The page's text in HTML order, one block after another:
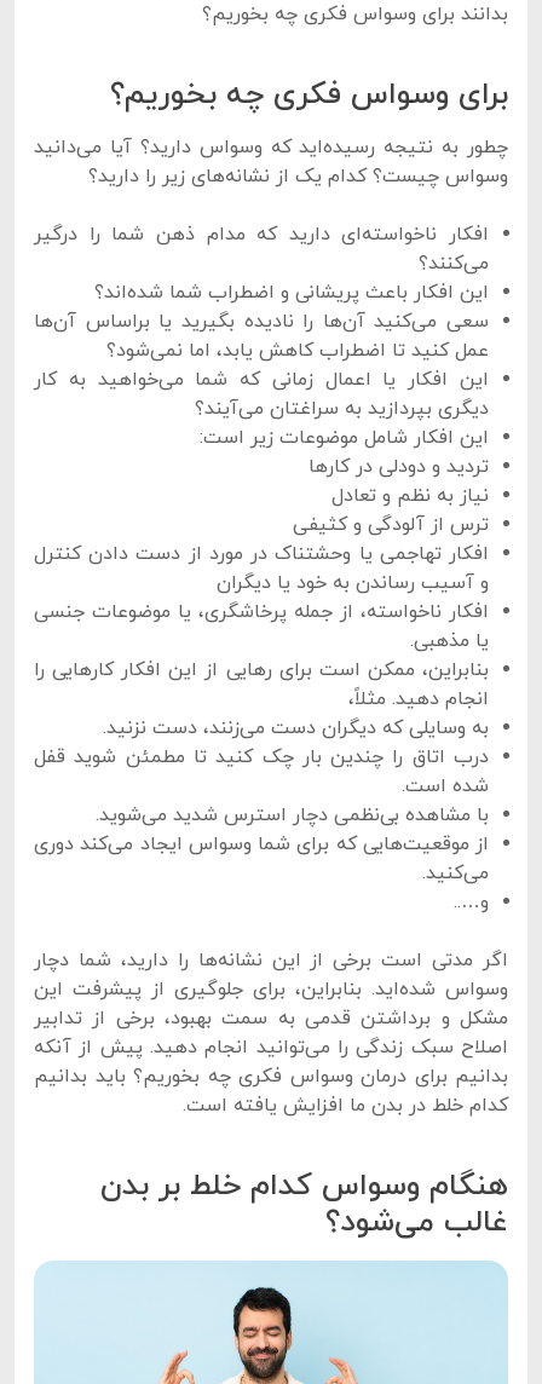
بدانند برای وسواس فکری چه بخوریم؟
برای وسواس فکری چه بخوریم؟
چطور به نتیجه رسیده‌اید که وسواس دارید؟ آیا می‌دانید
وسواس چیست؟ کدام یک از نشانه‌های زیر را دارید؟
افکار ناخواسته‌ای دارید که مدام ذهن شما را درگیر
می‌کنند؟
این افکار باعث پریشانی و اضطراب شما شده‌اند؟
سعی می‌کنید آن‌ها را نادیده بگیرید یا براساس آن‌ها
عمل کنید تا اضطراب کاهش یابد، اما نمی‌شود؟
این افکار یا اعمال زمانی که شما می‌خواهید به کار
دیگری بپردازید به سراغتان می‌آیند؟
این افکار شامل موضوعات زیر است:
تردید و دودلی در کارها
نیاز به نظم و تعادل
ترس از آلودگی و کثیفی
افکار تهاجمی یا وحشتناک در مورد از دست دادن کنترل
و آسیب رساندن به خود یا دیگران
افکار ناخواسته، از جمله پرخاشگری، یا موضوعات جنسی
یا مذهبی.
بنابراین، ممکن است برای رهایی از این افکار کارهایی را
انجام دهید. مثلاً،
به وسایلی که دیگران دست می‌زنند، دست نزنید.
درب اتاق را چندین بار چک کنید تا مطمئن شوید قفل
شده است.
با مشاهده بی‌نظمی دچار استرس شدید می‌شوید.
از موقعیت‌هایی که برای شما وسواس ایجاد می‌کند دوری
می‌کنید.
و…..
اگر مدتی است برخی از این نشانه‌ها را دارید، شما دچار
وسواس شده‌اید. بنابراین، برای جلوگیری از پیشرفت این
مشکل و برداشتن قدمی به سمت بهبود، برخی از تدابیر
اصلاح سبک زندگی را می‌توانید انجام دهید. پیش از آنکه
بدانیم برای درمان وسواس فکری چه بخوریم؟ باید بدانیم
کدام خلط در بدن ما افزایش یافته است.
هنگام وسواس کدام خلط بر بدن
غالب می‌شود؟